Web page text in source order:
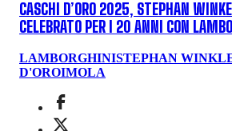
CASCHI D’ORO 2025, STEPHAN
CELEBRATO PER I 20 ANNI CON
LAMBORGHINISTEPHAN
D'OROIMOLA